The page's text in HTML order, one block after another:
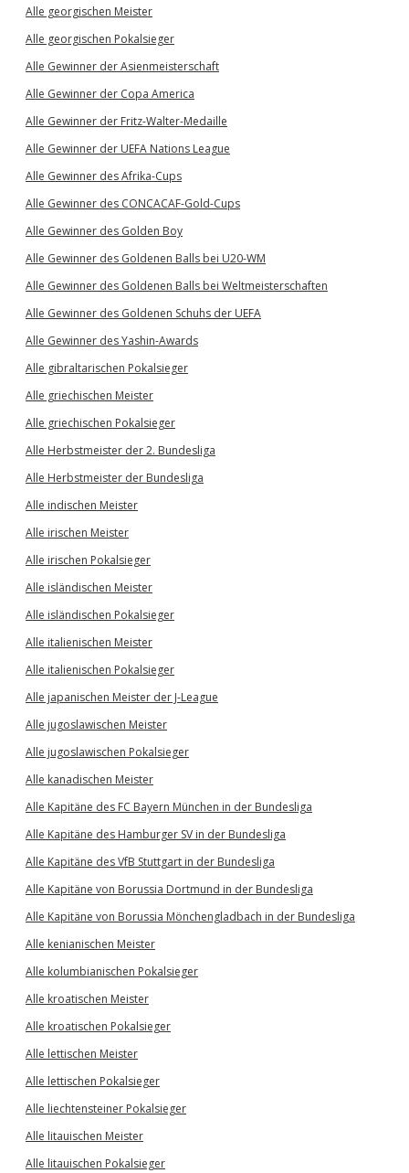
Alle georgischen Meister
Alle georgischen Pokalsieger
Alle Gewinner der Asienmeisterschaft
Alle Gewinner der Copa America
Alle Gewinner der Fritz-Walter-Medaille
Alle Gewinner der UEFA Nations League
Alle Gewinner des Afrika-Cups
Alle Gewinner des CONCACAF-Gold-Cups
Alle Gewinner des Golden Boy
Alle Gewinner des Goldenen Balls bei U20-WM
Alle Gewinner des Goldenen Balls bei Weltmeisterschaften
Alle Gewinner des Goldenen Schuhs der UEFA
Alle Gewinner des Yashin-Awards
Alle gibraltarischen Pokalsieger
Alle griechischen Meister
Alle griechischen Pokalsieger
Alle Herbstmeister der 2. Bundesliga
Alle Herbstmeister der Bundesliga
Alle indischen Meister
Alle irischen Meister
Alle irischen Pokalsieger
Alle isländischen Meister
Alle isländischen Pokalsieger
Alle italienischen Meister
Alle italienischen Pokalsieger
Alle japanischen Meister der J-League
Alle jugoslawischen Meister
Alle jugoslawischen Pokalsieger
Alle kanadischen Meister
Alle Kapitäne des FC Bayern München in der Bundesliga
Alle Kapitäne des Hamburger SV in der Bundesliga
Alle Kapitäne des VfB Stuttgart in der Bundesliga
Alle Kapitäne von Borussia Dortmund in der Bundesliga
Alle Kapitäne von Borussia Mönchengladbach in der Bundesliga
Alle kenianischen Meister
Alle kolumbianischen Pokalsieger
Alle kroatischen Meister
Alle kroatischen Pokalsieger
Alle lettischen Meister
Alle lettischen Pokalsieger
Alle liechtensteiner Pokalsieger
Alle litauischen Meister
Alle litauischen Pokalsieger